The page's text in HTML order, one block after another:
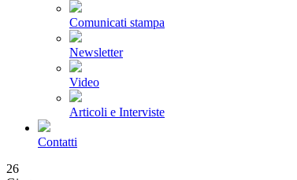
Comunicati stampa
Newsletter
Video
Articoli e Interviste
Contatti
26